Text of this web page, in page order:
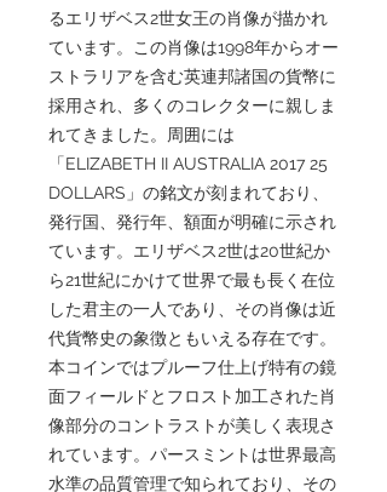
るエリザベス2世女王の肖像が描かれ
ています。この肖像は1998年からオー
ストラリアを含む英連邦諸国の貨幣に
採用され、多くのコレクターに親しま
れてきました。周囲には
「ELIZABETH II AUSTRALIA 2017 25
DOLLARS」の銘文が刻まれており、
発行国、発行年、額面が明確に示され
ています。エリザベス2世は20世紀か
ら21世紀にかけて世界で最も長く在位
した君主の一人であり、その肖像は近
代貨幣史の象徴ともいえる存在です。
本コインではプルーフ仕上げ特有の鏡
面フィールドとフロスト加工された肖
像部分のコントラストが美しく表現さ
れています。パースミントは世界最高
水準の品質管理で知られており、その